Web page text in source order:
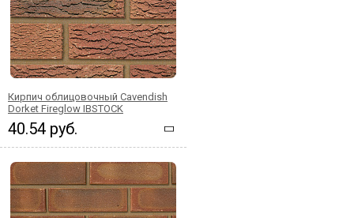
Кирпич облицовочный Cavendish
Dorket Fireglow IBSTOCK
40.54 руб.